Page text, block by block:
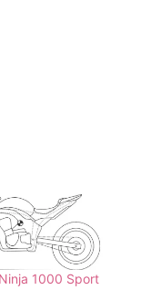
1000 Sport